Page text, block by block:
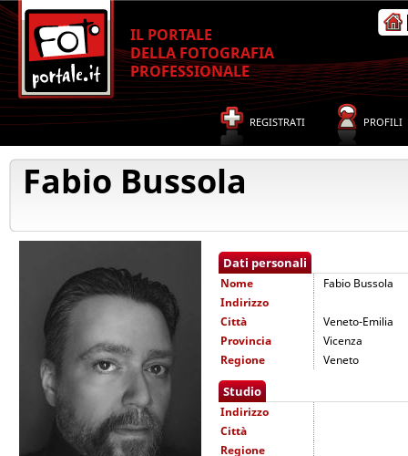
IL PORTALE
DELLA FOTOGRAFIA
PROFESSIONALE
REGISTRATI PROFILI
Fabio Bussola
Dati personali
Nome
Fabio Bussola
Indirizzo
Città
Veneto-Emilia
Provincia
Vicenza
Regione
Veneto
Studio
Indirizzo
Città
Regione